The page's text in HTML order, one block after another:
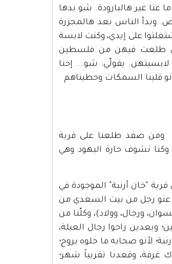
عنا غير هالبارودة. شو بدها
وبدأ الناس بعد هالمجزرة
على إيدي، وكنت لابسة
اللّي طلعت فيهن من فلسطين
يقولّي: شو... إحنا
قلينا السمكات وحطيناهم
ومن صفد طلعنا على قرية
وكنا نشوف حارة اليهود وهي
قرية "خان أرنبة" الموجودة في
عنو رجل من بيت السعدي من
ورجال، وولاد)، وكلّنا من
وبعدين راحوا رجال العيلة،
لأنو صحابه ما خلوه يروح؛
غرفة، وقعدنا تقريباً شهر؛